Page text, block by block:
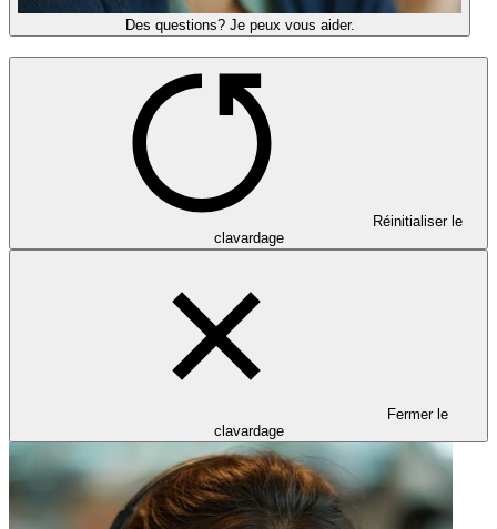
Des questions? Je peux vous aider.
Réinitialiser le
clavardage
Fermer le
clavardage